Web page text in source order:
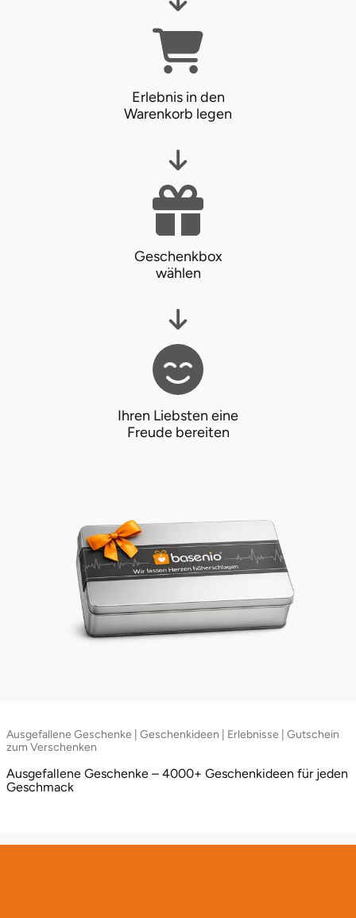
Erlebnis in den
Warenkorb legen
Geschenkbox
wählen
Ihren Liebsten eine
Freude bereiten
Ausgefallene Geschenke | Geschenkideen | Erlebnisse | Gutschein
zum Verschenken
Ausgefallene Geschenke – 4000+ Geschenkideen für jeden
Geschmack